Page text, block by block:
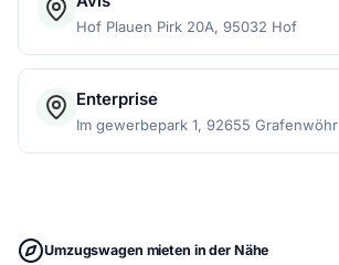
Hof Plauen Pirk 20A, 95032 Hof
Enterprise
Im gewerbepark 1, 92655 Grafenwöhr
Umzugswagen mieten in der Nähe